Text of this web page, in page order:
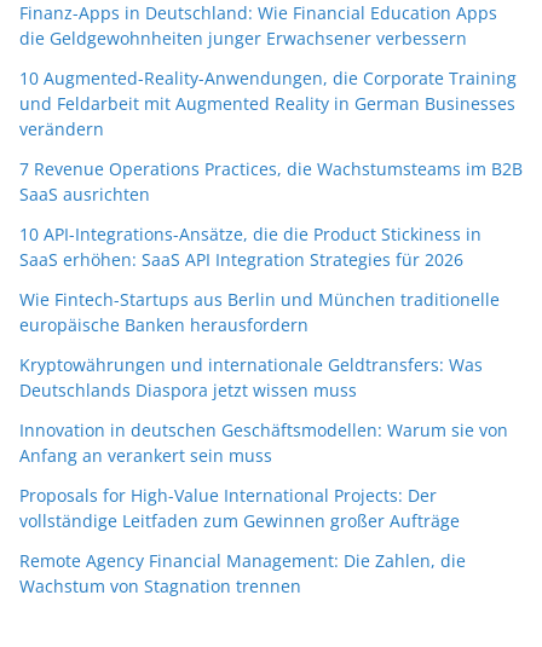
Finanz-Apps in Deutschland: Wie Financial Education Apps
die Geldgewohnheiten junger Erwachsener verbessern
10 Augmented-Reality-Anwendungen, die Corporate Training
und Feldarbeit mit Augmented Reality in German Businesses
verändern
7 Revenue Operations Practices, die Wachstumsteams im B2B
SaaS ausrichten
10 API-Integrations-Ansätze, die die Product Stickiness in
SaaS erhöhen: SaaS API Integration Strategies für 2026
Wie Fintech-Startups aus Berlin und München traditionelle
europäische Banken herausfordern
Kryptowährungen und internationale Geldtransfers: Was
Deutschlands Diaspora jetzt wissen muss
Innovation in deutschen Geschäftsmodellen: Warum sie von
Anfang an verankert sein muss
Proposals for High-Value International Projects: Der
vollständige Leitfaden zum Gewinnen großer Aufträge
Remote Agency Financial Management: Die Zahlen, die
Wachstum von Stagnation trennen